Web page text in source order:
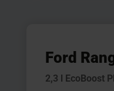
Ford
2,3 l EcoBoost